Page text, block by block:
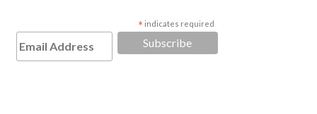
* indicates required